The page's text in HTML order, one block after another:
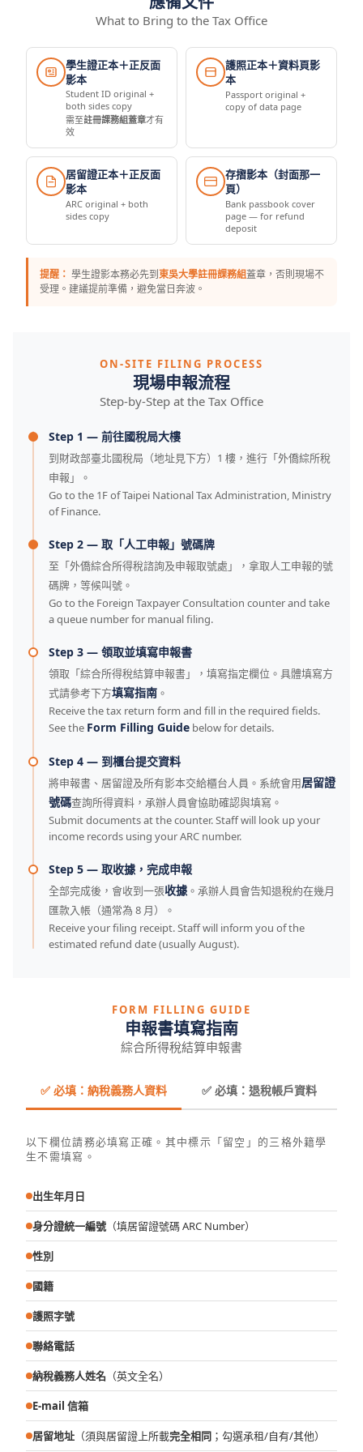
What to Bring to the Tax Office
學生證正本＋正反面
影本
Student ID original +
both sides copy
需至註冊課務組蓋章才有
效
護照正本＋資料頁影
本
Passport original +
copy of data page
居留證正本＋正反面
影本
ARC original + both
sides copy
存摺影本（封面那一
頁）
Bank passbook cover
page — for refund
deposit
提醒： 學生證影本務必先到東吳大學註冊課務組蓋章，否則現場不
受理。建議提前準備，避免當日奔波。
ON-SITE FILING PROCESS
現場申報流程
Step-by-Step at the Tax Office
Step 1 — 前往國稅局大樓
到財政部臺北國稅局（地址見下方）1 樓，進行「外僑綜所稅
申報」。
Go to the 1F of Taipei National Tax Administration, Ministry
of Finance.
Step 2 — 取「人工申報」號碼牌
至「外僑綜合所得稅諮詢及申報取號處」，拿取人工申報的號
碼牌，等候叫號。
Go to the Foreign Taxpayer Consultation counter and take
a queue number for manual filing.
Step 3 — 領取並填寫申報書
領取「綜合所得稅結算申報書」，填寫指定欄位。具體填寫方
式請參考下方填寫指南 。
Receive the tax return form and fill in the required fields.
See the Form Filling Guide below for details.
Step 4 — 到櫃台提交資料
將申報書、居留證及所有影本交給櫃台人員。系統會用居留證
號碼查詢所得資料，承辦人員會協助確認與填寫。
Submit documents at the counter. Staff will look up your
income records using your ARC number.
Step 5 — 取收據，完成申報
全部完成後，會收到一張收據 。承辦人員會告知退稅約在幾月
匯款入帳（通常為 8 月）。
Receive your filing receipt. Staff will inform you of the
estimated refund date (usually August).
FORM FILLING GUIDE
申報書填寫指南
綜合所得稅結算申報書
✅ 必填：納稅義務人資料 ✅ 必填：退稅帳戶資料
以下欄位請務必填寫正確。其中標示「留空」的三格外籍學
生不需填寫。
出生年月日
身分證統一編號 （填居留證號碼 ARC Number）
性別
國籍
護照字號
聯絡電話
納稅義務人姓名 （英文全名）
E-mail 信箱
居留地址 （須與居留證上所載完全相同 ；勾選承租/自有/其他）